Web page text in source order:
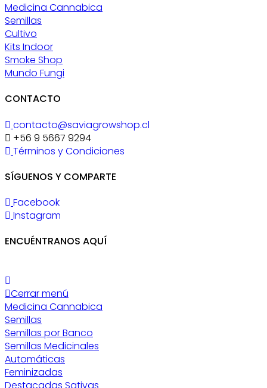
Medicina Cannabica
Semillas
Cultivo
Kits Indoor
Smoke Shop
Mundo Fungi
CONTACTO
contacto@saviagrowshop.cl
+56 9 5667 9294
Términos y Condiciones
SÍGUENOS Y COMPARTE
Facebook
Instagram
ENCUÉNTRANOS AQUÍ
Cerrar menú
Medicina Cannabica
Semillas
Semillas por Banco
Semillas Medicinales
Automáticas
Feminizadas
Destacadas Sativas